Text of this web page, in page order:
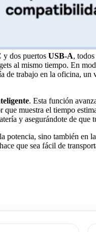
y dos puertos USB-A,
al mismo tiempo. En
de trabajo en la oficina,
. Esta función
muestra el tiempo
y asegurándote de que
potencia, sino también en
que sea fácil de